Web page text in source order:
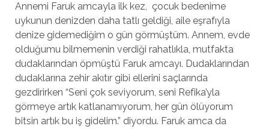
Annemi Faruk amcayla ilk kez, çocuk bedenime
uykunun denizden daha tatlı geldiği, aile eşrafıyla
denize gidemediğim o gün görmüştüm. Annem, evde
olduğumu bilmemenin verdiği rahatlıkla, mutfakta
dudaklarından öpmüştü Faruk amcayı. Dudaklarından
dudaklarına zehir akıtır gibi ellerini saçlarında
gezdirirken “Seni çok seviyorum, seni Refika’yla
görmeye artık katlanamıyorum, her gün ölüyorum
bitsin artık bu iş gidelim.” diyordu. Faruk amca da